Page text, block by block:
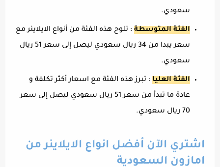
سعودي.
الفئة المتوسطة : تلوح هذه الفئة من أنواع الايلاينر مع
سعر يبدا من 34 ريال سعودي ليصل إلى سعر 51 ريال
سعودي.
الفئة العليا : تبرز هذه الفئة مع اسعار أكثر تكلفة و
عادة ما تبدأ من سعر 51 ريال سعودي ليصل إلى سعر
70 ريال سعودي.
اشتري الآن أفضل انواع الايلاينر من
امازون السعودية